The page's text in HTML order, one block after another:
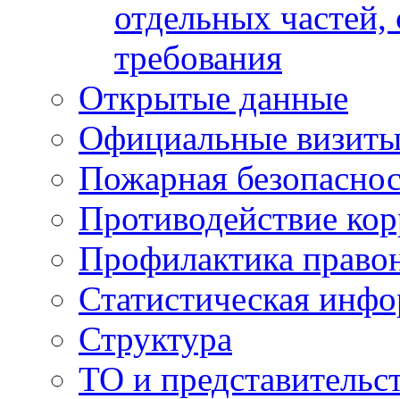
отдельных
требования
Открытые данные
Официальные
Пожарная
Противодействие
Профилактика
Статистическая
Структура
ТО и